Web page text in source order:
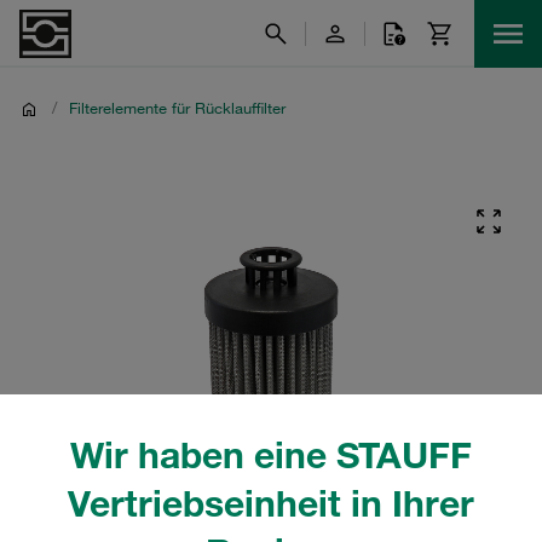
Wir haben eine STAUFF
Vertriebseinheit in Ihrer
/ Filterelemente für Rücklauffilter